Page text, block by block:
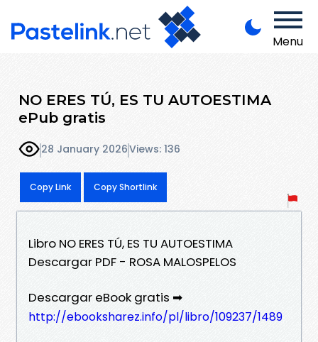
Menu
NO ERES TÚ, ES TU AUTOESTIMA
ePub gratis
28 January 2026Views: 136
Copy Link Copy Shortlink
Libro NO ERES TÚ, ES TU AUTOESTIMA
Descargar PDF - ROSA MALOSPELOS
Descargar eBook gratis ➡
http://ebooksharez.info/pl/libro/109237/1489